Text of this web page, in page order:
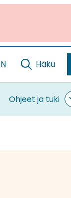
Haku
Ohjeet ja tuki